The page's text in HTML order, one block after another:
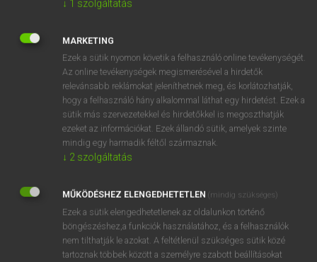
SZOTAR.NET APPLIKÁCIÓ
MICROSOFT OFFICE BŐVÍTMÉNY
BEÉPÜLŐ SZÓTÁRMODUL
ONLINE NYELVVIZSGA
EGYÉNI FELHASZNÁLÓKNAK
TANULÓKNAK
OKTATÁSI INTÉZMÉNYEKNEK
VÁLLALATI MEGOLDÁSOK
↓ 1 szolgáltatás
MARKETING
Ezek a sütik nyomon követik a felhasználó online tevékenységét.
Az online tevékenységek megismerésével a hirdetők
relevánsabb reklámokat jeleníthetnek meg, és korlátozhatják,
hogy a felhasználó hány alkalommal láthat egy hirdetést. Ezek a
sütik más szervezetekkel és hirdetőkkel is megoszthatják
ezeket az információkat. Ezek állandó sütik, amelyek szinte
mindig egy harmadik féltől származnak.
↓ 2 szolgáltatás
MŰKÖDÉSHEZ ELENGEDHETETLEN (mindig szükséges)
Ezek a sütik elengedhetetlenek az oldalunkon történő
böngészéshez,a funkciók használatához, és a felhasználók
nem tilthatják le azokat. A feltétlenül szükséges sütik közé
tartoznak többek között a személyre szabott beállításokat